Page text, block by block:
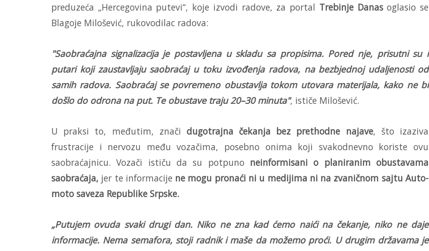
preduzeća „Hercegovina putevi“, koje izvodi radove, za portal Trebinje Danasoglasio se
Blagoje Milošević, rukovodilac radova:
"Saobraćajna signalizacija je postavljena u skladu sa propisima. Pored nje, prisutni su i
putari koji zaustavljaju saobraćaj u toku izvođenja radova, na bezbjednoj udaljenosti od
samih radova. Saobraćaj se povremeno obustavlja tokom utovara materijala, kako ne bi
došlo do odrona na put. Te obustave traju 20–30 minuta", ističe Milošević.
U praksi to, međutim, znači dugotrajna čekanja bez prethodne najave, što izaziva
frustracije i nervozu među vozačima, posebno onima koji svakodnevno koriste ovu
saobraćajnicu. Vozači ističu da su potpuno neinformisani o planiranim obustavama
saobraćaja, jer te informacije ne mogu pronaći ni u medijima ni na zvaničnom sajtu Auto-
moto saveza Republike Srpske.
„Putujem ovuda svaki drugi dan. Niko ne zna kad ćemo naići na čekanje, niko ne daje
informacije. Nema semafora, stoji radnik i maše da možemo proći. U drugim državama je